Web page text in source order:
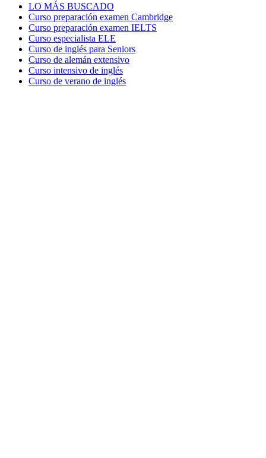
LO MÁS BUSCADO
Curso preparación examen Cambridge
Curso preparación examen IELTS
Curso especialista ELE
Curso de inglés para Seniors
Curso de alemán extensivo
Curso intensivo de inglés
Curso de verano de inglés